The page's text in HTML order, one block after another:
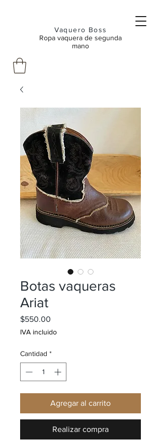
Vaquero Boss
Ropa vaquera de segunda
mano
Botas vaqueras
Ariat
$550.00
IVA incluido
Cantidad *
Agregar al carrito
Realizar compra